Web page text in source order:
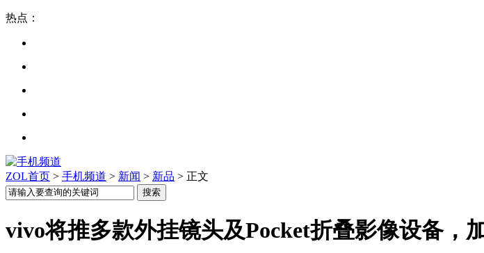
热点：
ZOL首页 > 手机频道 > 新闻 > 新品 > 正文
vivo将推多款外挂镜头及Pocket折叠影像设备，